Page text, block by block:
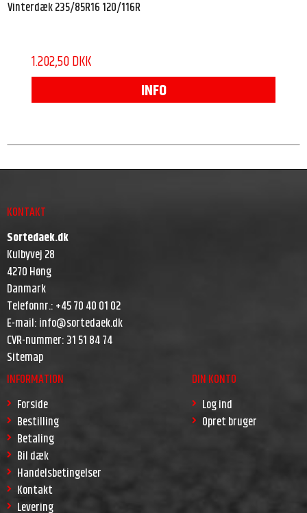
Vinterdæk 235/85R16 120/116R
1.202,50 DKK
INFO
KONTAKT
Sortedaek.dk
Kulbyvej 28
4270 Høng
Danmark
Telefonnr.:+45 70 40 01 02
E-mail:info@sortedaek.dk
CVR-nummer:31 51 84 74
Sitemap
INFORMATION
Forside
Bestilling
Betaling
Bil dæk
Handelsbetingelser
Kontakt
Levering
DIN KONTO
Log ind
Opret bruger